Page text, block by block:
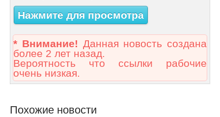
Нажмите для просмотра
* Внимание! Данная новость создана
более 2 лет назад.
Вероятность что ссылки рабочие
очень низкая.
Похожие новости